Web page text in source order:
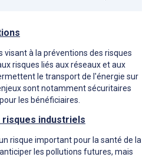
à la préventions des risques
risques liés aux réseaux et aux
le transport de l'énergie sur
sont notamment sécuritaires
les bénéficiaires.
industriels
risque important pour la santé de la
les pollutions futures, mais